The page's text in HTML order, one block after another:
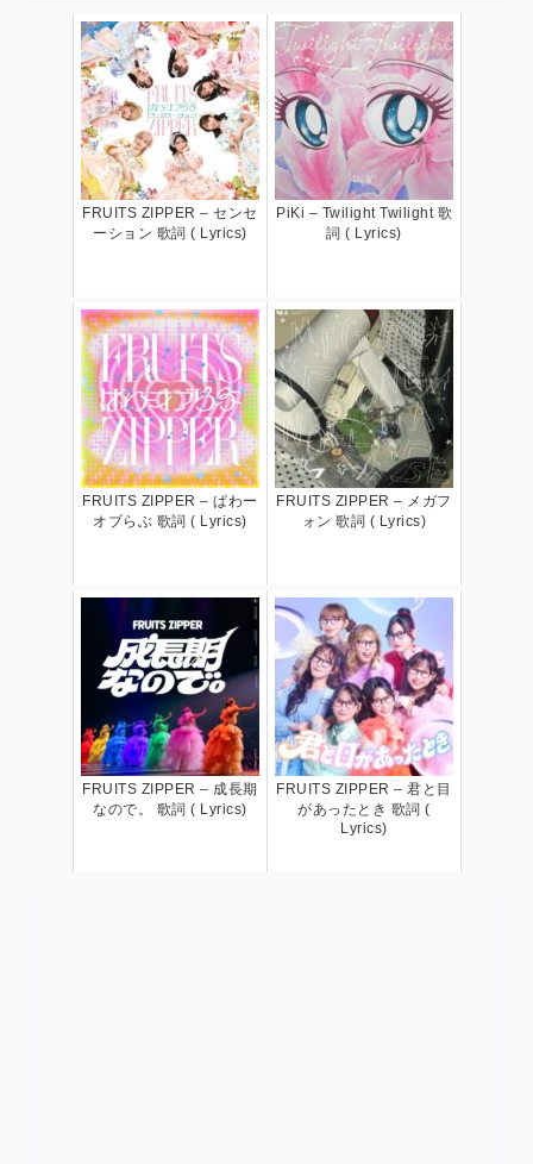
FRUITS ZIPPER – センセ
ーション 歌詞 ( Lyrics)
PiKi – Twilight Twilight 歌
詞 ( Lyrics)
FRUITS ZIPPER – ぱわー
オブらぶ 歌詞 ( Lyrics)
FRUITS ZIPPER – メガフ
ォン 歌詞 ( Lyrics)
FRUITS ZIPPER – 成長期
なので。 歌詞 ( Lyrics)
FRUITS ZIPPER – 君と目
があったとき 歌詞 (
Lyrics)